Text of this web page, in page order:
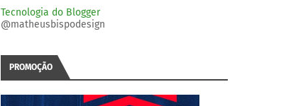
Tecnologia do Blogger
@matheusbispodesign
PROMOÇÃO